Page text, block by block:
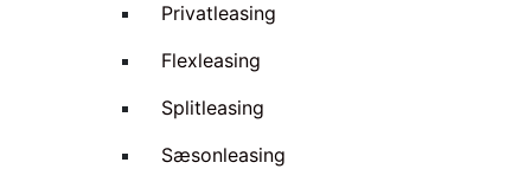
Privatleasing
Flexleasing
Splitleasing
Sæsonleasing